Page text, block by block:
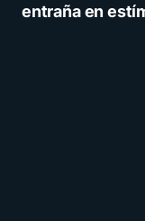
entraña en